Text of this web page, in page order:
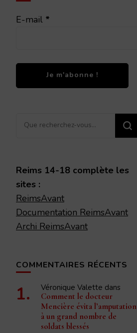
E-mail *
Vous
Reims 14-18 complète les
sites :
ReimsAvant
Documentation ReimsAvant
Archi ReimsAvant
COMMENTAIRES RÉCENTS
Véronique Valette dans
Comment le docteur
Mencière évita l’amputation
à un grand nombre de
soldats blessés